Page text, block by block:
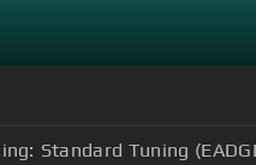
Standard Tuning